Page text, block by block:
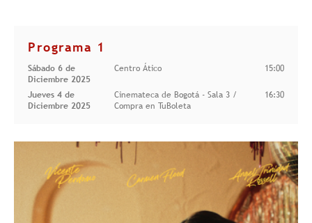
Programa 1
Sábado 6 de
Diciembre 2025
Centro Ático 15:00
Jueves 4 de
Diciembre 2025
Cinemateca de Bogotá - Sala 3 /
Compra en TuBoleta
16:30